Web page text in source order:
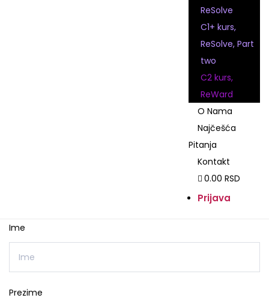
ReSolve
C1+ kurs,
ReSolve, Part
two
C2 kurs,
ReWard
O Nama
Najčešća
Pitanja
Kontakt
0.00 RSD
Prijava
Ime
Prezime